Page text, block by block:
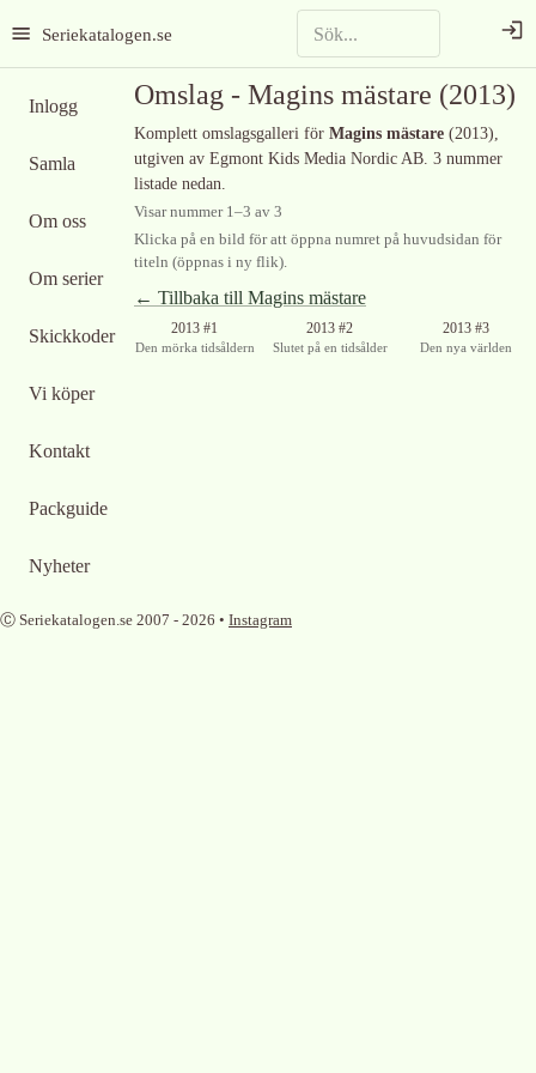
Seriekatalogen.se
Inlogg
Samla
Om oss
Om serier
Skickkoder
Vi köper
Kontakt
Packguide
Nyheter
Omslag - Magins mästare (2013)
Komplett omslagsgalleri för Magins mästare (2013),
utgiven av Egmont Kids Media Nordic AB. 3 nummer
listade nedan.
Visar nummer 1–3 av 3
Klicka på en bild för att öppna numret på huvudsidan för
titeln (öppnas i ny flik).
← Tillbaka till Magins mästare
2013 #1
Den mörka tidsåldern
2013 #2
Slutet på en tidsålder
2013 #3
Den nya världen
Ⓒ Seriekatalogen.se 2007 - 2026 • Instagram